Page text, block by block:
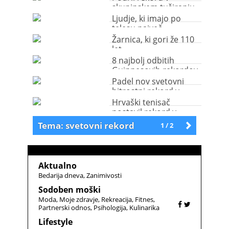
skupinskem tuširanju
Ljudje, ki imajo po
telesu največ
piercingov
Žarnica, ki gori že 110
let
8 najbolj odbitih
Guinnesovih rekordov
Padel nov svetovni
hitrostni rekord v
vožnji na ledu
Hrvaški tenisač
postavil rekord v
najhitrejšem servisuStarejše
1 / 2
Tema: svetovni rekord
Aktualno
Bedarija dneva Zanimivosti
Sodoben moški
Moda Moje zdravje Rekreacija Fitnes
Partnerski odnos Psihologija Kulinarika
Lifestyle